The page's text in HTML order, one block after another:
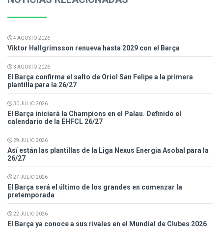
4 AGOSTO 2026
Viktor Hallgrimsson renueva hasta 2029 con el Barça
3 AGOSTO 2026
El Barça confirma el salto de Oriol San Felipe a la primera
plantilla para la 26/27
30 JULIO 2026
El Barça iniciará la Champions en el Palau. Definido el
calendario de la EHFCL 26/27
29 JULIO 2026
Así están las plantillas de la Liga Nexus Energia Asobal para la
26/27
27 JULIO 2026
El Barça será el último de los grandes en comenzar la
pretemporada
22 JULIO 2026
El Barça ya conoce a sus rivales en el Mundial de Clubes 2026